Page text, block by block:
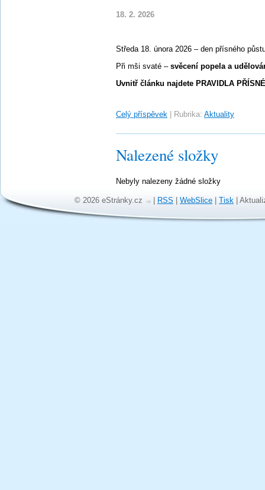
18. 2. 2026
Středa 18. února 2026 – den přísného
Při mši svaté – svěcení popela a
Uvnitř článku najdete PRAVIDLA
Celý příspěvek Rubrika: Aktuality
Nalezené složky
Nebyly nalezeny žádné složky
© 2026 eStránky.cz RSS WebSlice Tisk